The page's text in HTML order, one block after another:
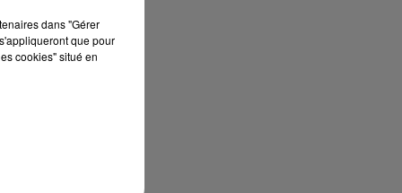
dans "Gérer
que pour
cookies" situé en